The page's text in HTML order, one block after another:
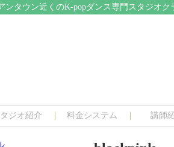
ンタウン近くのK-popダンス専門スタジオク
ジオ紹介 料金システム 講師